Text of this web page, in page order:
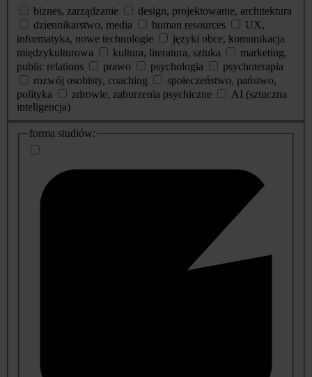
biznes, zarządzanie
design, projektowanie, architektura
dziennikarstwo, media
human resources
UX,
informatyka, nowe technologie
języki obce, komunikacja
międzykulturowa
kultura, literatura, sztuka
marketing,
public relations
prawo psychologia
psychoterapia
rozwój osobisty, coaching
społeczeństwo, państwo,
polityka
zdrowie, zaburzenia psychiczne
AI (sztuczna
inteligencja)
dodatkowe
informacje
forma studiów: